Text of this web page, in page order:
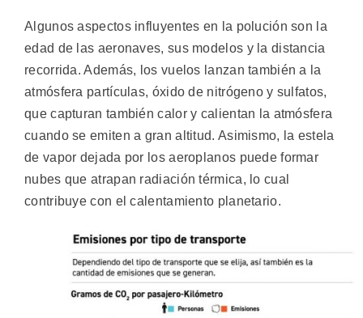
Algunos aspectos influyentes en la polución son la
edad de las aeronaves, sus modelos y la distancia
recorrida. Además, los vuelos lanzan también a la
atmósfera partículas, óxido de nitrógeno y sulfatos,
que capturan también calor y calientan la atmósfera
cuando se emiten a gran altitud. Asimismo, la estela
de vapor dejada por los aeroplanos puede formar
nubes que atrapan radiación térmica, lo cual
contribuye con el calentamiento planetario.